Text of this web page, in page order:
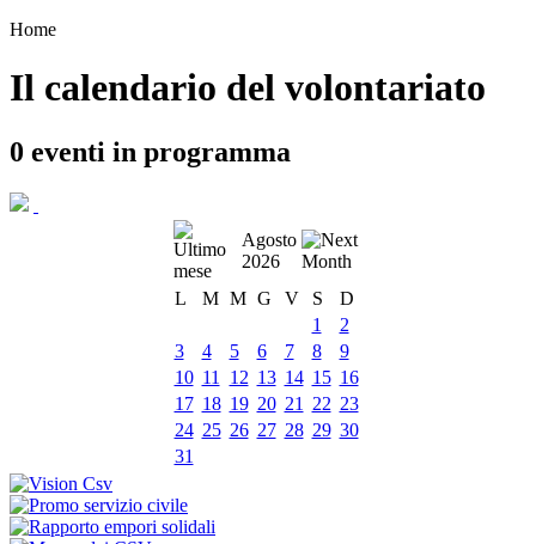
Home
Il calendario del volontariato
0 eventi in programma
Agosto
2026
L
M M G V S
D
1
2
3
4 5 6 7 8
9
10 11 12 13 14 15 16
17 18 19 20 21 22 23
24 25 26 27 28 29 30
31